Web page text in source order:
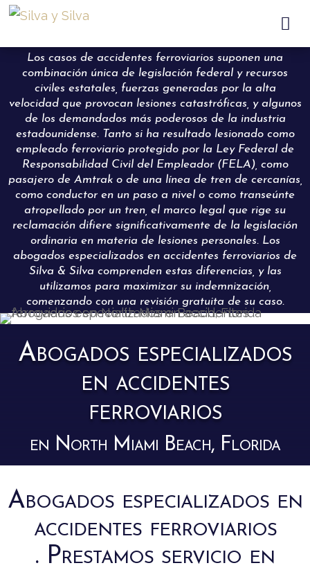

Los casos de accidentes ferroviarios suponen una
combinación única de legislación federal y recursos
civiles estatales, fuerzas generadas por la alta
velocidad que provocan lesiones catastróficas, y algunos
de los demandados más poderosos de la industria
estadounidense. Tanto si ha resultado lesionado como
empleado ferroviario protegido por la Ley Federal de
Responsabilidad Civil del Empleador (FELA), como
pasajero de Amtrak o de una línea de tren de cercanías,
como conductor en un paso a nivel o como transeúnte
atropellado por un tren, el marco legal que rige su
reclamación difiere significativamente de la legislación
ordinaria en materia de lesiones personales. Los
abogados especializados en accidentes ferroviarios de
Silva & Silva comprenden estas diferencias, y las
utilizamos para maximizar su indemnización,
comenzando con una revisión gratuita de su caso.
Abogados especializados
en accidentes
ferroviarios
en North Miami Beach, Florida
Abogados especializados en
accidentes ferroviarios
. Prestamos servicio en